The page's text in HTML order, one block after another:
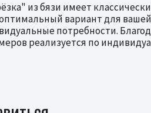
из бязи имеет
вариант для
потребности.
реализуется по